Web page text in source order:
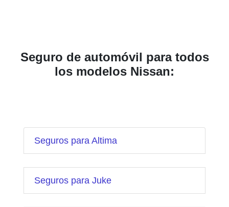
Seguro de automóvil para todos
los modelos Nissan:
Seguros para Altima
Seguros para Juke